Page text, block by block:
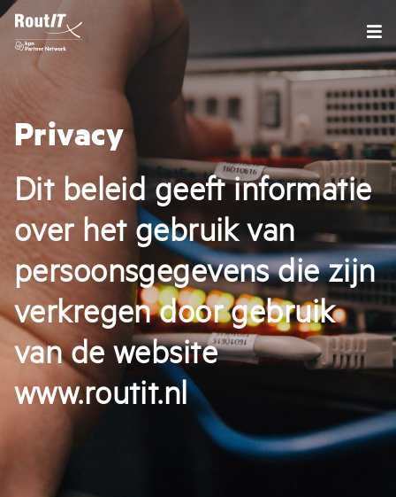
Privacy
Dit beleid geeft informatie
over het gebruik van
persoonsgegevens die zijn
verkregen door gebruik
van de website
www.routit.nl